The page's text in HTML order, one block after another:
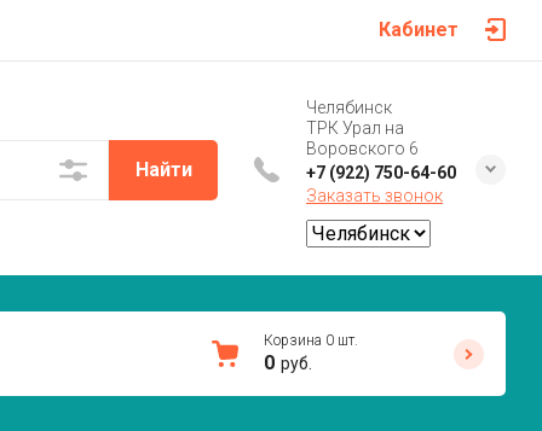
Кабинет
Найти
Челябинск
ТРК Урал на
Воровского 6
+7 (922) 750-64-60
Заказать звонок
Корзина 0 шт.
0 руб.